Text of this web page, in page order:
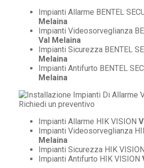
Impianti Allarme BENTEL
Melaina
Impianti Videosorveglianza
Val Melaina
Impianti Sicurezza BENTEL
Melaina
Impianti Antifurto BENTEL
Melaina
Impianti Allarme HIK VISION
Impianti Videosorveglianza
Melaina
Impianti Sicurezza HIK VISION
Impianti Antifurto HIK VISION